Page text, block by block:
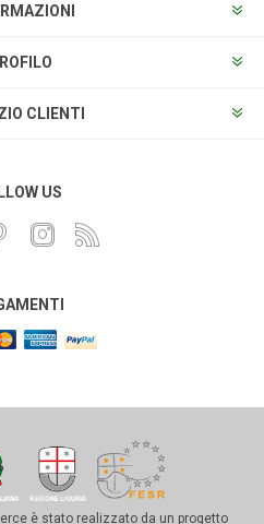
CLIENTI
US
è stato realizzato da un progetto